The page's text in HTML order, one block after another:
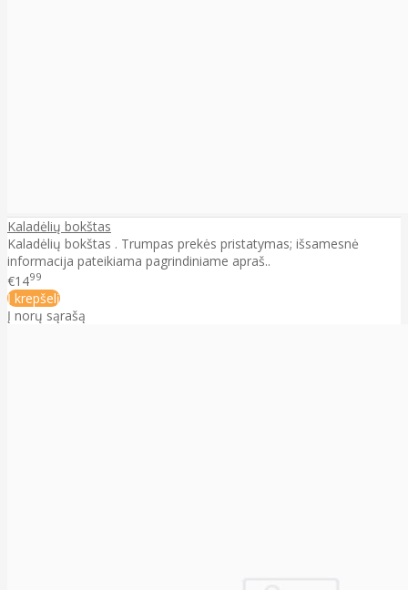
Kaladėlių bokštas
Kaladėlių bokštas . Trumpas prekės pristatymas; išsamesnė
informacija pateikiama pagrindiniame apraš..
€1499
Į krepšelį
Į norų sąrašą